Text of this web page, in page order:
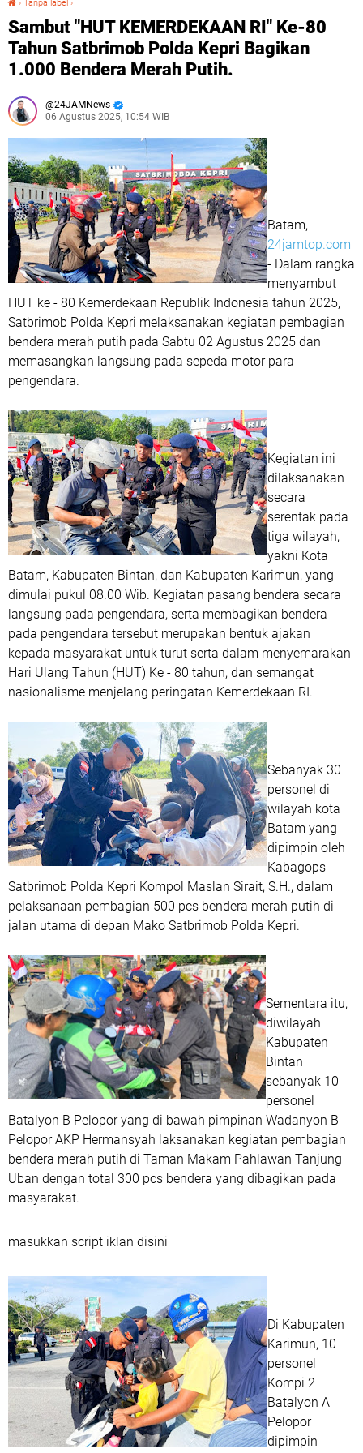
› Tanpa label ›
Sambut "HUT KEMERDEKAAN RI" Ke-80
Tahun Satbrimob Polda Kepri Bagikan
1.000 Bendera Merah Putih.
24JAMNews
06 Agustus 2025, 10:54 WIB
Batam,
24jamtop.com
- Dalam rangka
menyambut
HUT ke - 80 Kemerdekaan Republik Indonesia tahun 2025,
Satbrimob Polda Kepri melaksanakan kegiatan pembagian
bendera merah putih pada Sabtu 02 Agustus 2025 dan
memasangkan langsung pada sepeda motor para
pengendara.
Kegiatan ini
dilaksanakan
secara
serentak pada
tiga wilayah,
yakni Kota
Batam, Kabupaten Bintan, dan Kabupaten Karimun, yang
dimulai pukul 08.00 Wib. Kegiatan pasang bendera secara
langsung pada pengendara, serta membagikan bendera
pada pengendara tersebut merupakan bentuk ajakan
kepada masyarakat untuk turut serta dalam menyemarakan
Hari Ulang Tahun (HUT) Ke - 80 tahun, dan semangat
nasionalisme menjelang peringatan Kemerdekaan RI.
Sebanyak 30
personel di
wilayah kota
Batam yang
dipimpin oleh
Kabagops
Satbrimob Polda Kepri Kompol Maslan Sirait, S.H., dalam
pelaksanaan pembagian 500 pcs bendera merah putih di
jalan utama di depan Mako Satbrimob Polda Kepri.
Sementara itu,
diwilayah
Kabupaten
Bintan
sebanyak 10
personel
Batalyon B Pelopor yang di bawah pimpinan Wadanyon B
Pelopor AKP Hermansyah laksanakan kegiatan pembagian
bendera merah putih di Taman Makam Pahlawan Tanjung
Uban dengan total 300 pcs bendera yang dibagikan pada
masyarakat.
masukkan script iklan disini
Di Kabupaten
Karimun, 10
personel
Kompi 2
Batalyon A
Pelopor
dipimpin